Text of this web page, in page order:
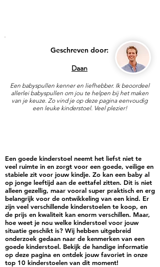
Een goede kinderstoel neemt het liefst niet te
veel ruimte in en zorgt voor een goede, veilige en
stabiele zit voor jouw kindje. Zo kan een baby al
op jonge leeftijd aan de eettafel zitten. Dit is niet
alleen gezellig, maar vooral super praktisch en erg
belangrijk voor de ontwikkeling van een kind. Er
zijn veel verschillende kinderstoelen te koop, en
de prijs en kwaliteit kan enorm verschillen. Maar,
hoe weet je nou welke kinderstoel voor jouw
situatie geschikt is? Wij hebben uitgebreid
onderzoek gedaan naar de kenmerken van een
goede kinderstoel. Bekijk de handige informatie
op deze pagina en ontdek jouw favoriet in onze
top 10 kinderstoelen van dit moment!
Geschreven door:
Daan
Een babyspullen kenner en liefhebber. Ik beoordeel
allerlei babyspullen om jou te helpen bij het maken
van je keuze. Zo vind je op deze pagina eenvoudig
een leuke kinderstoel. Veel plezier!